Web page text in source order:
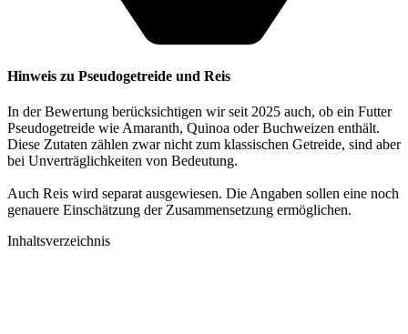
Hinweis zu Pseudogetreide und Reis
In der Bewertung berücksichtigen wir seit 2025 auch, ob ein Futter
Pseudogetreide wie Amaranth, Quinoa oder Buchweizen enthält.
Diese Zutaten zählen zwar nicht zum klassischen Getreide, sind aber
bei Unverträglichkeiten von Bedeutung.
Auch Reis wird separat ausgewiesen. Die Angaben sollen eine noch
genauere Einschätzung der Zusammensetzung ermöglichen.
Inhaltsverzeichnis​